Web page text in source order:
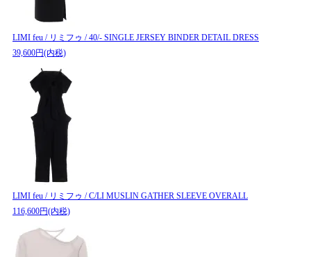
LIMI feu / リミフゥ / 40/- SINGLE JERSEY BINDER DETAIL DRESS
39,600円(内税)
LIMI feu / リミフゥ / C/LI MUSLIN GATHER SLEEVE OVERALL
116,600円(内税)